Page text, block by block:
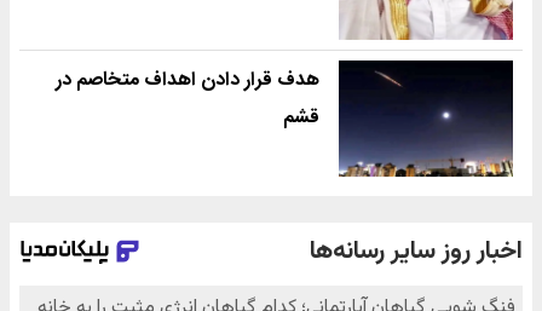
هدف قرار دادن اهداف متخاصم در
قشم